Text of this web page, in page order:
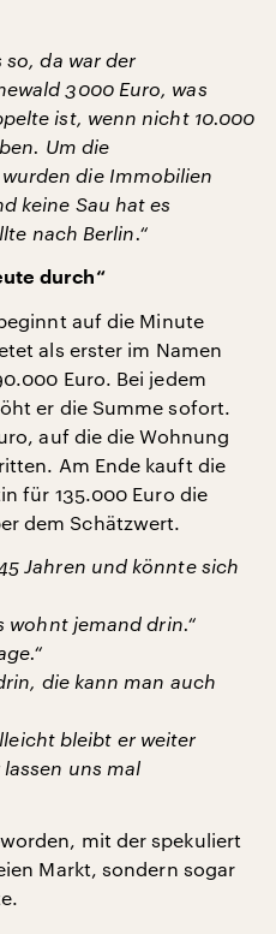
so, da war der
3000 Euro, was
ist, wenn nicht 10.000
Um die
die Immobilien
keine Sau hat es
nach Berlin.“
durch“
auf die Minute
als erster im Namen
Euro. Bei jedem
er die Summe sofort.
auf die die Wohnung
Am Ende kauft die
für 135.000 Euro die
dem Schätzwert.
Jahren und könnte sich
wohnt jemand drin.“
die kann man auch
bleibt er weiter
uns mal
mit der spekuliert
Markt, sondern sogar